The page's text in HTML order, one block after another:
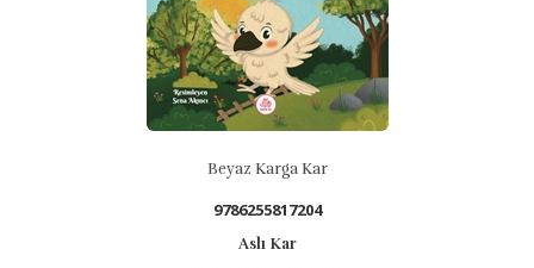
Beyaz Karga Kar
9786255817204
Aslı Kar